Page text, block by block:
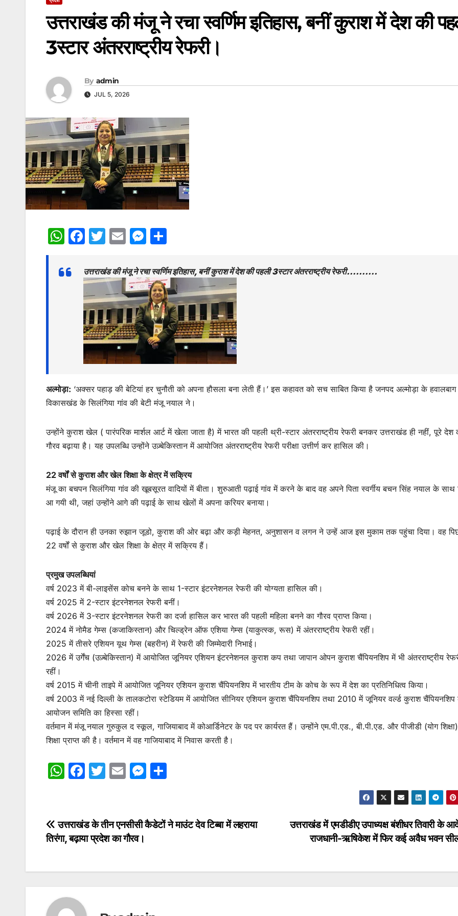
उत्तराखंड की मंजू ने रचा स्वर्णिम इतिहास, बनीं कुराश में देश की
3स्टार अंतरराष्ट्रीय रेफरी।
By admin
JUL 5, 2026
W
at
F
c
e
b
o
o
k
T
itt
er
E
ai
l
M
s
s
e
n
g
er
ar
e
उत्तराखंड की मंजू ने रचा स्वर्णिम इतिहास, बनीं कुराश में देश की पहली 3स्टार अंतरराष्ट्रीय रेफरी……….
अल्मोड़ा: ‘अक्सर पहाड़ की बेटियां हर चुनौती को अपना हौसला बना लेती हैं।’ इस कहावत को सच साबित किया है जनपद अल्मोड़ा के हवालबाग
विकासखंड के सिलंगिया गांव की बेटी मंजू नयाल ने।
उन्होंने कुराश खेल ( पारंपरिक मार्शल आर्ट में खेला जाता है) में भारत की पहली थ्री-स्टार अंतरराष्ट्रीय रेफरी बनकर उत्तराखंड ही नहीं, पूरे देश
गौरव बढ़ाया है। यह उपलब्धि उन्होंने उज़्बेकिस्तान में आयोजित अंतरराष्ट्रीय रेफरी परीक्षा उत्तीर्ण कर हासिल की।
22 वर्षों से कुराश और खेल शिक्षा के क्षेत्र में सक्रिय
मंजू का बचपन सिलंगिया गांव की खूबसूरत वादियों में बीता। शुरुआती पढ़ाई गांव में करने के बाद वह अपने पिता स्वर्गीय बचन सिंह नयाल के साथ
आ गयी थी, जहां उन्होंने आगे की पढ़ाई के साथ खेलों में अपना करियर बनाया।
पढ़ाई के दौरान ही उनका रुझान जूडो, कुराश की ओर बढ़ा और कड़ी मेहनत, अनुशासन व लगन ने उन्हें आज इस मुकाम तक पहुंचा दिया। वह
22 वर्षों से कुराश और खेल शिक्षा के क्षेत्र में सक्रिय हैं।
प्रमुख उपलब्धियां
वर्ष 2023 में बी-लाइसेंस कोच बनने के साथ 1-स्टार इंटरनेशनल रेफरी की योग्यता हासिल की।
वर्ष 2025 में 2-स्टार इंटरनेशनल रेफरी बनीं।
वर्ष 2026 में 3-स्टार इंटरनेशनल रेफरी का दर्जा हासिल कर भारत की पहली महिला बनने का गौरव प्राप्त किया।
2024 में नोमैड गेम्स (कजाकिस्तान) और चिल्ड्रेन ऑफ एशिया गेम्स (याकुत्स्क, रूस) में अंतरराष्ट्रीय रेफरी रहीं।
2025 में तीसरे एशियन यूथ गेम्स (बहरीन) में रेफरी की जिम्मेदारी निभाई।
2026 में उर्गेंच (उज़्बेकिस्तान) में आयोजित जूनियर एशियन इंटरनेशनल कुराश कप तथा जापान ओपन कुराश चैंपियनशिप में भी अंतरराष्ट्रीय
रहीं।
वर्ष 2015 में चीनी ताइपे में आयोजित जूनियर एशियन कुराश चैंपियनशिप में भारतीय टीम के कोच के रूप में देश का प्रतिनिधित्व किया।
वर्ष 2003 में नई दिल्ली के तालकटोरा स्टेडियम में आयोजित सीनियर एशियन कुराश चैंपियनशिप तथा 2010 में जूनियर वर्ल्ड कुराश चैंपियनशिप
आयोजन समिति का हिस्सा रहीं।
वर्तमान में मंजू नयाल गुरुकुल द स्कूल, गाजियाबाद में कोआर्डिनेटर के पद पर कार्यरत हैं। उन्होंने एम.पी.एड., बी.पी.एड. और पीजीडी (योग
शिक्षा प्राप्त की है। वर्तमान में वह गाजियाबाद में निवास करती है।
W
s
A
p
F
e
b
o
T
er
E
l
M
s
g
e
Post
navigation
उत्तराखंड में एमडीडीए उपाध्यक्ष बंशीधर तिवारी के
राजधानी-ऋषिकेश में फिर कई अवैध भवन
उत्तराखंड के तीन एनसीसी कैडेटों ने माउंट देव टिब्बा में लहराया
तिरंगा, बढ़ाया प्रदेश का गौरव।